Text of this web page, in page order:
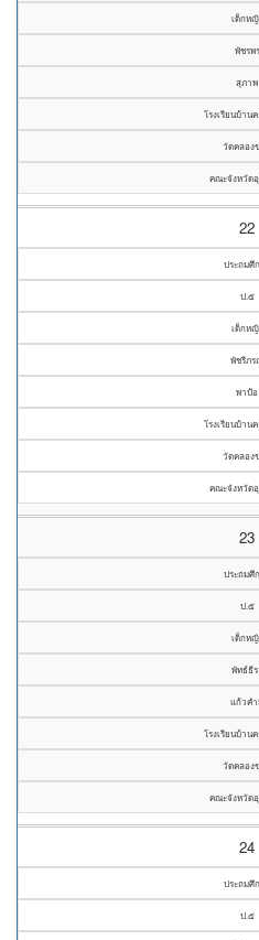
เด็กห
พัชรพร
สุภาพ
โรงเรียนบ้าน
วัดคลอง
คณะจังหวัด
22
ประถมศึ
ป.๕
เด็กห
พัชรีภ
พาป้อ
โรงเรียนบ้าน
วัดคลอง
คณะจังหวัด
23
ประถมศึ
ป.๕
เด็กห
พัทธ์ธีร
แก้วค
โรงเรียนบ้าน
วัดคลอง
คณะจังหวัด
24
ประถมศึ
ป.๕